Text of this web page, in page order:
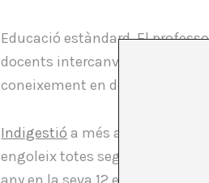
Educació estàndard. El
docents intercanviables i
coneixement en dosis.
Indigestió a més a més del
engoleix totes seguides les